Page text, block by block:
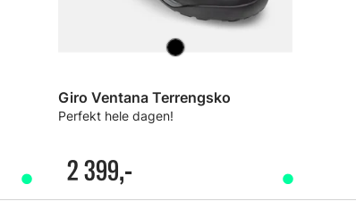
Giro Ventana Terrengsko
Perfekt hele dagen!
2 399,-